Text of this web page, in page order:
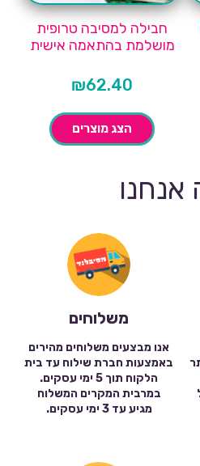
חבילה למסיבה טרופית
מושלמת בהתאמה אישית
₪62.40
הצג מוצרים
אנחנו
משלוחים
אנו מבצעים משלוחים מהירים
באמצעות חברת שילוח עד בית
הלקוח תוך 5 ימי עסקים.
במרבית המקרים המשלוח
מגיע עד 3 ימי עסקים.